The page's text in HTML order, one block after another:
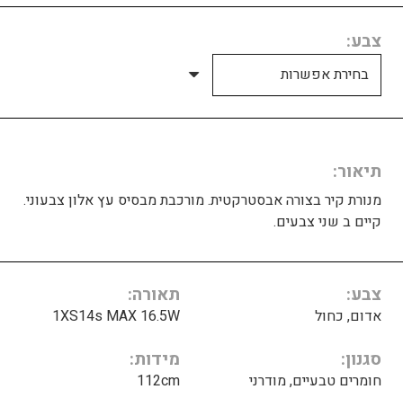
צבע
תיאור
מנורת קיר בצורה אבסטרקטית. מורכבת מבסיס עץ אלון צבעוני.
קיים ב שני צבעים.
צבע
אדום, כחול
תאורה
1XS14s MAX 16.5W
סגנון
חומרים טבעיים, מודרני
מידות
112cm